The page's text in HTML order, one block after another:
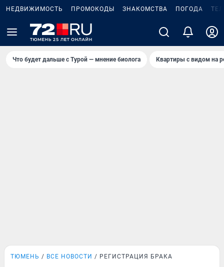
НЕДВИЖИМОСТЬ ПРОМОКОДЫ ЗНАКОМСТВА ПОГОДА
Что будет дальше с Турой — мнение биолога Квартиры с видом на
ТЮМЕНЬ ВСЕ НОВОСТИ РЕГИСТРАЦИЯ БРАКА